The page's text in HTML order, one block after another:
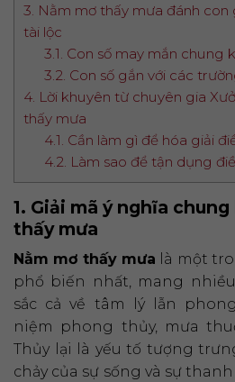
3. Nằm mơ thấy mưa đánh con
tài lộc
3.1. Con số may mắn chung
3.2. Con số gắn với các
4. Lời khuyên từ chuyên gia
thấy mưa
4.1. Cần làm gì để hóa giải
4.2. Làm sao để tận dụng
1. Giải mã ý nghĩa
thấy mưa
Nằm mơ thấy mưa là một
phổ biến nhất, mang
sắc cả về tâm lý lẫn
niệm phong thủy, mưa
Thủy lại là yếu tố tượng
chảy của sự sống và sự